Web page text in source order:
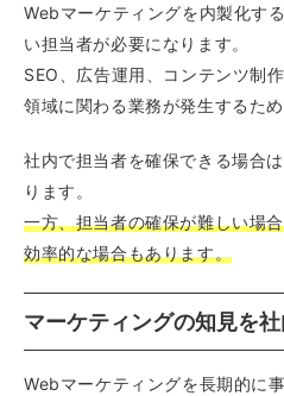
Webマーケティングを内製化す
い担当者が必要になります。
SEO、広告運用、コンテンツ制
領域に関わる業務が発生するため
社内で担当者を確保できる場合
ります。
一方、担当者の確保が難しい場
効率的な場合もあります。
マーケティングの知見を
Webマーケティングを長期的に